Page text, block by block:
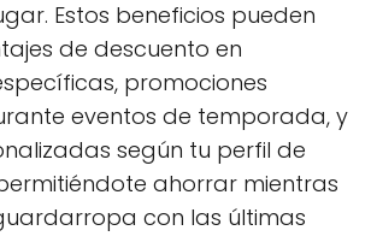
Estos beneficios pueden
de descuento en
promociones
eventos de temporada, y
según tu perfil de
ahorrar mientras
con las últimas